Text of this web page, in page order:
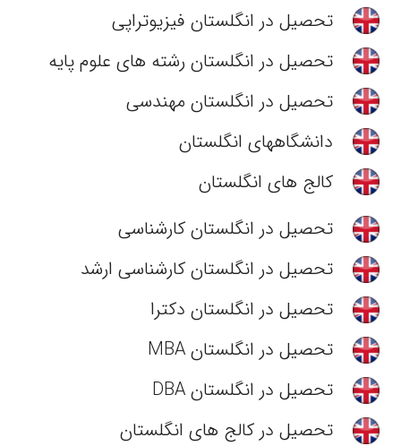
تحصیل در انگلستان فیزیوتراپی
تحصیل در انگلستان رشته های علوم پایه
تحصیل در انگلستان مهندسی
دانشگاههای انگلستان
کالج های انگلستان
تحصیل در انگلستان کارشناسی
تحصیل در انگلستان کارشناسی ارشد
تحصیل در انگلستان دکترا
تحصیل در انگلستان MBA
تحصیل در انگلستان DBA
تحصیل در کالج های انگلستان